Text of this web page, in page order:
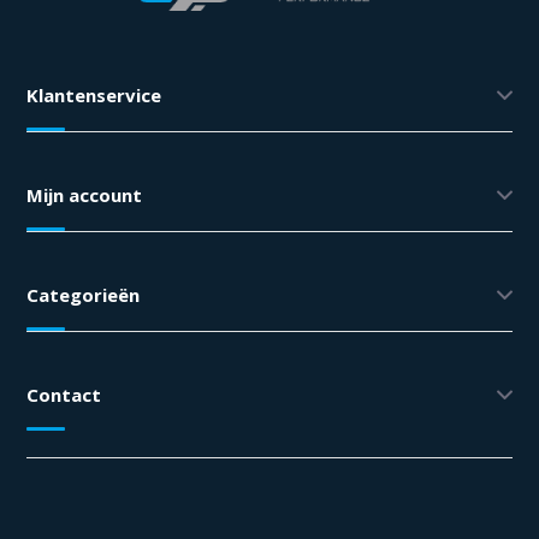
Klantenservice
Mijn account
Categorieën
Contact